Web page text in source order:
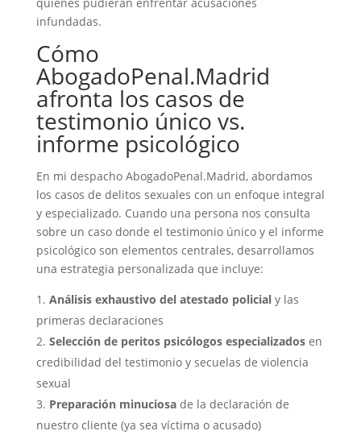
quienes pudieran enfrentar acusaciones
infundadas.
Cómo
AbogadoPenal.Madrid
afronta los casos de
testimonio único vs.
informe psicológico
En mi despacho AbogadoPenal.Madrid, abordamos
los casos de delitos sexuales con un enfoque integral
y especializado. Cuando una persona nos consulta
sobre un caso donde el testimonio único y el informe
psicológico son elementos centrales, desarrollamos
una estrategia personalizada que incluye:
Análisis exhaustivo del atestado policialy las
primeras declaraciones
Selección de peritos psicólogos especializadosen
credibilidad del testimonio y secuelas de violencia
sexual
Preparación minuciosade la declaración de
nuestro cliente (ya sea víctima o acusado)